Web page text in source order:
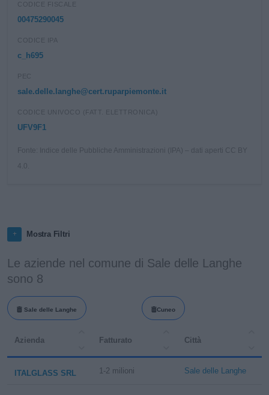
CODICE FISCALE
00475290045
CODICE IPA
c_h695
PEC
sale.delle.langhe@cert.ruparpiemonte.it
CODICE UNIVOCO (FATT. ELETTRONICA)
UFV9F1
Fonte: Indice delle Pubbliche Amministrazioni (IPA) – dati aperti CC BY
Mostra Filtri
Le aziende nel comune di Sale delle Langhe
sono 8
Sale delle Langhe Cuneo
Azienda Fatturato Città
ITALGLASS SRL 1-2 milioni Sale delle Langhe